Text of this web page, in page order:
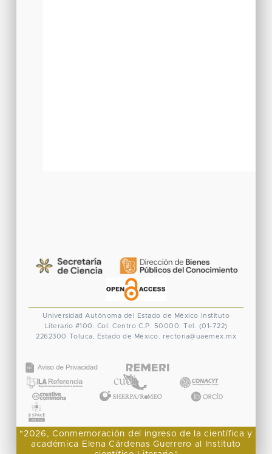
Universidad Autónoma del Estado de México
Instituto
Literario #100. Col. Centro C.P. 50000. Tel. (01-722)
2262300 Toluca, Estado de México. rectoria@uaemex.mx
"2026, Conmemoración del ingreso de la científica y
académica Elena Cárdenas Guerrero al Instituto